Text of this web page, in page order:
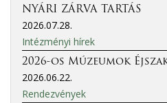
NYÁRI ZÁRVA TARTÁS
2026.07.28.
Intézményi hírek
2026-os Múzeumok
2026.06.22.
Rendezvények